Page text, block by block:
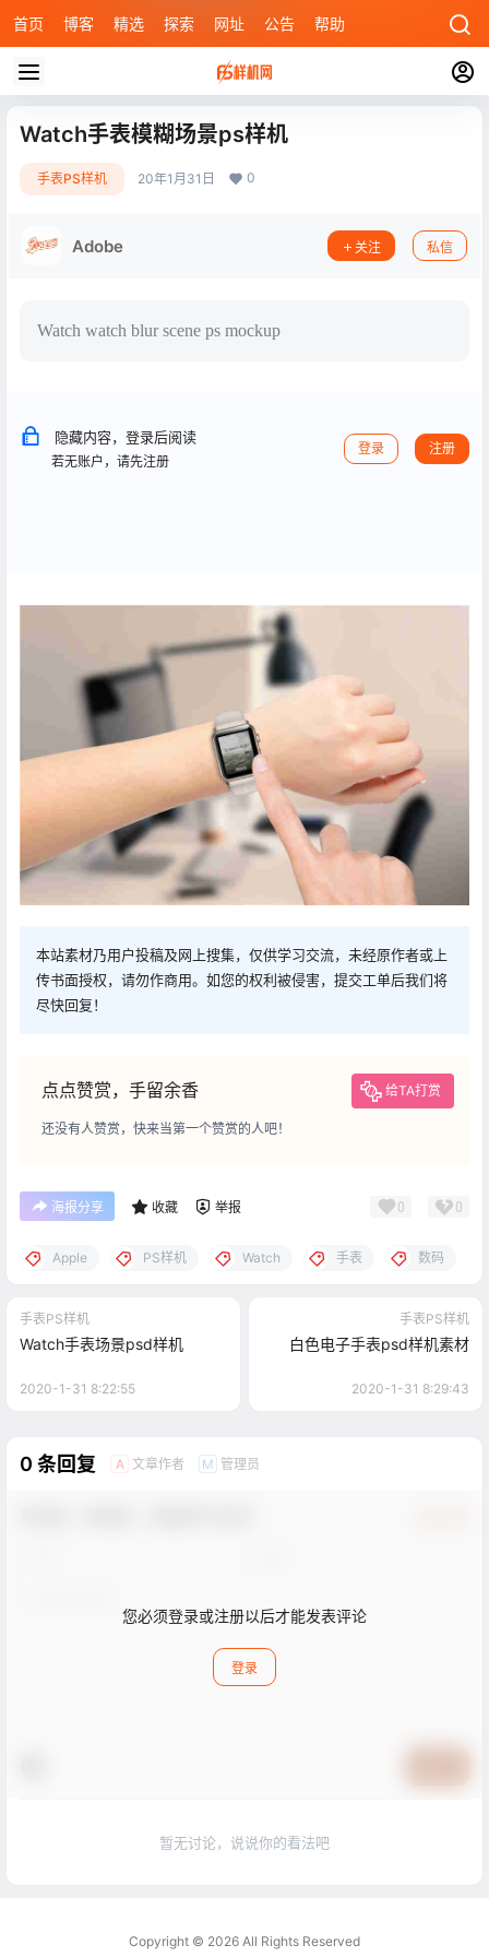
首页 博客 精选 探索 网址 公告 帮助
Watch手表模糊场景ps样机
手表PS样机 20年1月31日 0
Adobe 关注 私信
Watch watch blur scene ps mockup
隐藏内容，登录后阅读
若无账户，请先注册
登录 注册
本站素材乃用户投稿及网上搜集，仅供学习交流，未经原作者或上
传书面授权，请勿作商用。如您的权利被侵害，提交工单后我们将
尽快回复！
点点赞赏，手留余香 给TA打赏
还没有人赞赏，快来当第一个赞赏的人吧！
海报分享 收藏 举报 0 0
Apple PS样机 Watch 手表 数码
手表PS样机
Watch手表场景psd样机
2020-1-31 8:22:55
手表PS样机
白色电子手表psd样机素材
2020-1-31 8:29:43
0 条回复 A 文章作者 M 管理员
您必须登录或注册以后才能发表评论
登录
暂无讨论，说说你的看法吧
Copyright © 2026 All Rights Reserved